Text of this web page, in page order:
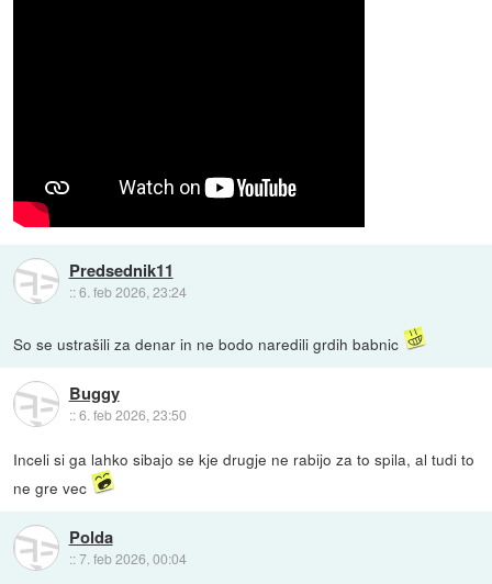
Predsednik11
::6. feb 2026, 23:24
So se ustrašili za denar in ne bodo naredili grdih babnic
Buggy
::6. feb 2026, 23:50
Inceli si ga lahko sibajo se kje drugje ne rabijo za to spila, al tudi to
ne gre vec
Polda
::7. feb 2026, 00:04